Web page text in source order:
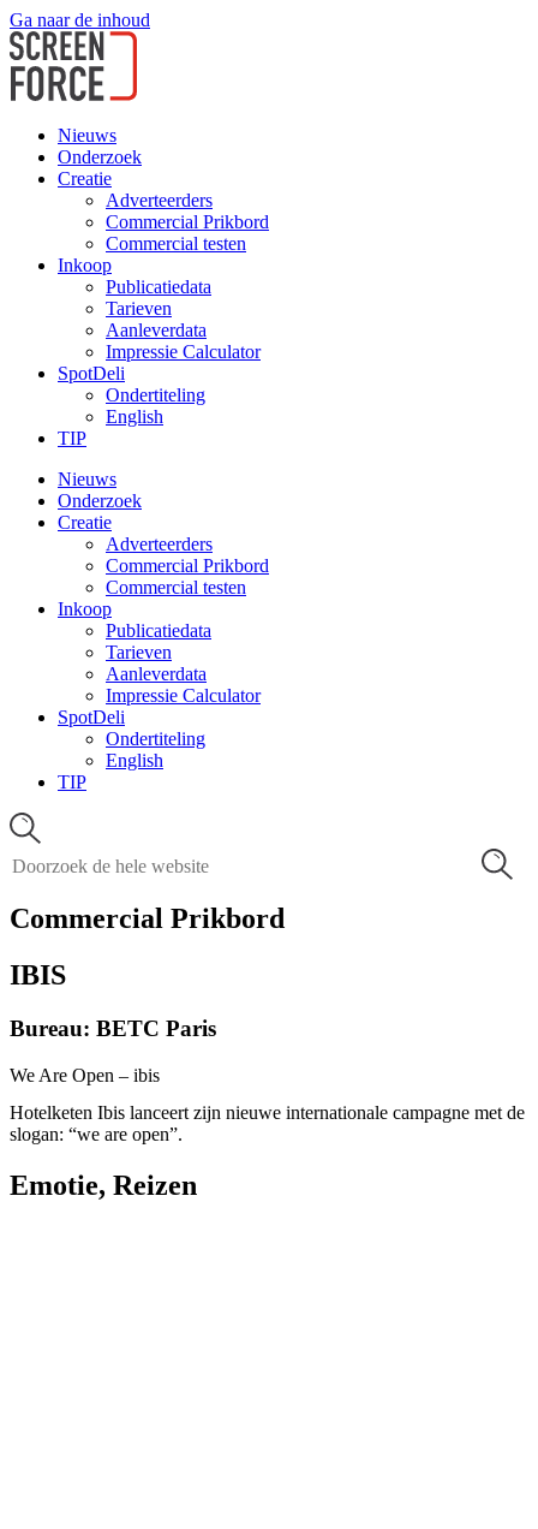
Ga naar de inhoud
Nieuws
Onderzoek
Creatie
Adverteerders
Commercial Prikbord
Commercial testen
Inkoop
Publicatiedata
Tarieven
Aanleverdata
Impressie Calculator
SpotDeli
Ondertiteling
English
TIP
Nieuws
Onderzoek
Creatie
Adverteerders
Commercial Prikbord
Commercial testen
Inkoop
Publicatiedata
Tarieven
Aanleverdata
Impressie Calculator
SpotDeli
Ondertiteling
English
TIP
Commercial Prikbord
IBIS
Bureau: BETC Paris
We Are Open – ibis
Hotelketen Ibis lanceert zijn nieuwe internationale campagne met de
slogan: “we are open”.
Emotie, Reizen